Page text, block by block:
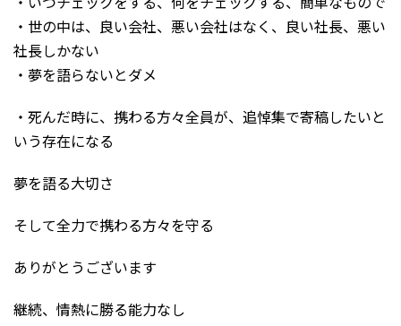
・世の中は、良い会社、悪い会社はなく、良い社長、悪い
社長しかない
・夢を語らないとダメ
・死んだ時に、携わる方々全員が、追悼集で寄稿したいと
いう存在になる
夢を語る大切さ
そして全力で携わる方々を守る
ありがとうございます
継続、情熱に勝る能力なし